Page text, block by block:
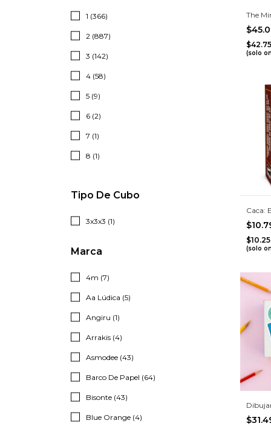
1 (366)
2 (887)
3 (142)
4 (58)
5 (9)
6 (2)
7 (1)
8 (1)
Tipo De Cubo
3x3x3 (1)
Marca
4m (7)
Aa Lúdica (5)
Angiru (1)
Arrakis (4)
Asmodee (43)
Barco De Papel (64)
Bisonte (43)
Blue Orange (4)
The
(solo
Caca:
(solo